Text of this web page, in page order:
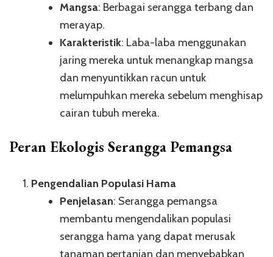
Mangsa: Berbagai serangga terbang dan
merayap.
Karakteristik: Laba-laba menggunakan
jaring mereka untuk menangkap mangsa
dan menyuntikkan racun untuk
melumpuhkan mereka sebelum menghisap
cairan tubuh mereka.
Peran Ekologis Serangga Pemangsa
Pengendalian Populasi Hama
Penjelasan: Serangga pemangsa
membantu mengendalikan populasi
serangga hama yang dapat merusak
tanaman pertanian dan menyebabkan